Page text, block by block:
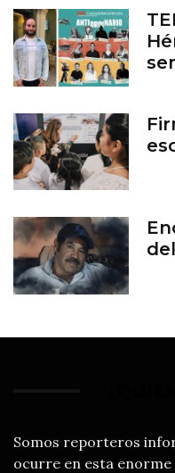
Somos reporteros
ocurre en esta enorme